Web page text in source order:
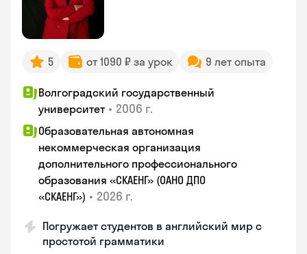
5 от 1090 ₽ за урок 9 лет опыта
Волгоградский государственный
университет • 2006 г.
Образовательная автономная
некоммерческая организация
дополнительного профессионального
образования «СКАЕНГ» (ОАНО ДПО
«СКАЕНГ») • 2026 г.
Погружает студентов в английский мир с
простотой грамматики